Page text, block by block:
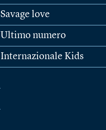
Savage love
Ultimo numero
Internazionale Kids